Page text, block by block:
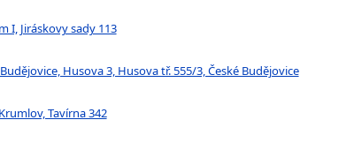
I, Jiráskovy sady 113
Husova 3, Husova tř. 555/3, České Budějovice
Tavírna 342